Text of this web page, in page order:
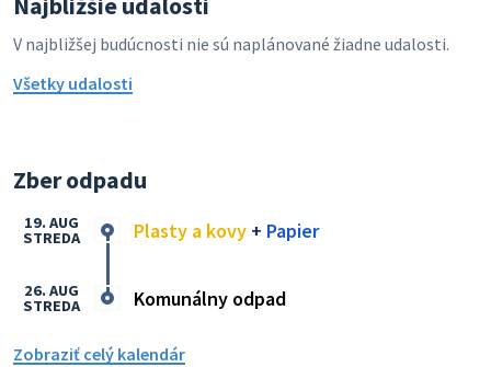
V najbližšej budúcnosti nie sú naplánované žiadne udalosti.
Všetky udalosti
Zber odpadu
Plasty a kovy + Papier
19. AUG
STREDA
Komunálny odpad
26. AUG
STREDA
Zobraziť celý kalendár